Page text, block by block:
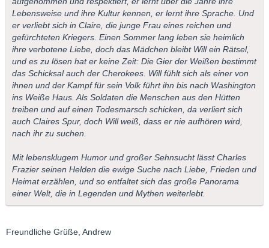
Lebensweise und ihre Kultur kennen, er lernt ihre Sprache. Und
er verliebt sich in Claire, die junge Frau eines reichen und
gefürchteten Kriegers. Einen Sommer lang leben sie heimlich
ihre verbotene Liebe, doch das Mädchen bleibt Will ein Rätsel,
und es zu lösen hat er keine Zeit: Die Gier der Weißen bestimmt
das Schicksal auch der Cherokees. Will fühlt sich als einer von
ihnen und der Kampf für sein Volk führt ihn bis nach Washington
ins Weiße Haus. Als Soldaten die Menschen aus den Hütten
treiben und auf einen Todesmarsch schicken, da verliert sich
auch Claires Spur, doch Will weiß, dass er nie aufhören wird,
nach ihr zu suchen.
Mit lebensklugem Humor und großer Sehnsucht lässt Charles
Frazier seinen Helden die ewige Suche nach Liebe, Frieden und
Heimat erzählen, und so entfaltet sich das große Panorama
einer Welt, die in Legenden und Mythen weiterlebt.
Freundliche Grüße, Andrew